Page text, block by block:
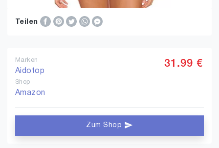
Teilen
Marken
Aidotop
Shop
Amazon
31.99 €
Zum Shop